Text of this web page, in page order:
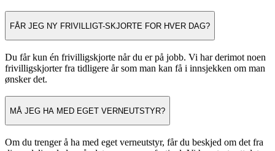
FÅR JEG NY FRIVILLIGT-SKJORTE FOR HVER DAG?
Du får kun én frivilligskjorte når du er på jobb. Vi har derimot noen
frivilligskjorter fra tidligere år som man kan få i innsjekken om man
ønsker det.
MÅ JEG HA MED EGET VERNEUTSTYR?
Om du trenger å ha med eget verneutstyr, får du beskjed om det fra